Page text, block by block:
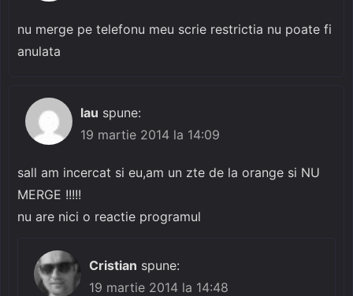
nu merge pe telefonu meu scrie restrictia nu poate fi
anulata
lau spune:
19 martie 2014 la 14:09
sall am incercat si eu,am un zte de la orange si NU
MERGE !!!!!
nu are nici o reactie programul
Cristian spune:
19 martie 2014 la 14:48